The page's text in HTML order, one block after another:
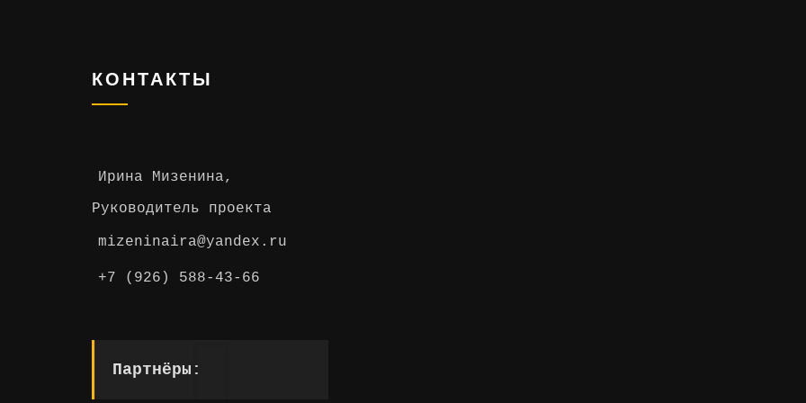
КОНТАКТЫ
Ирина Мизенина,
Руководитель проекта
mizeninaira@yandex.ru
+7 (926) 588-43-66
Партнёры: